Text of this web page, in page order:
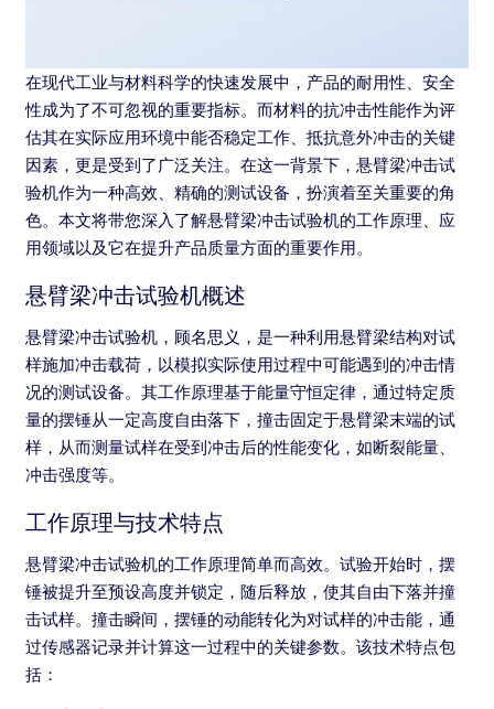
在现代工业与材料科学的快速发展中，产品的耐用性、安全
性成为了不可忽视的重要指标。而材料的抗冲击性能作为评
估其在实际应用环境中能否稳定工作、抵抗意外冲击的关键
因素，更是受到了广泛关注。在这一背景下，悬臂梁冲击试
验机作为一种高效、精确的测试设备，扮演着至关重要的角
色。本文将带您深入了解悬臂梁冲击试验机的工作原理、应
用领域以及它在提升产品质量方面的重要作用。
悬臂梁冲击试验机概述
悬臂梁冲击试验机，顾名思义，是一种利用悬臂梁结构对试
样施加冲击载荷，以模拟实际使用过程中可能遇到的冲击情
况的测试设备。其工作原理基于能量守恒定律，通过特定质
量的摆锤从一定高度自由落下，撞击固定于悬臂梁末端的试
样，从而测量试样在受到冲击后的性能变化，如断裂能量、
冲击强度等。
工作原理与技术特点
悬臂梁冲击试验机的工作原理简单而高效。试验开始时，摆
锤被提升至预设高度并锁定，随后释放，使其自由下落并撞
击试样。撞击瞬间，摆锤的动能转化为对试样的冲击能，通
过传感器记录并计算这一过程中的关键参数。该技术特点包
括：